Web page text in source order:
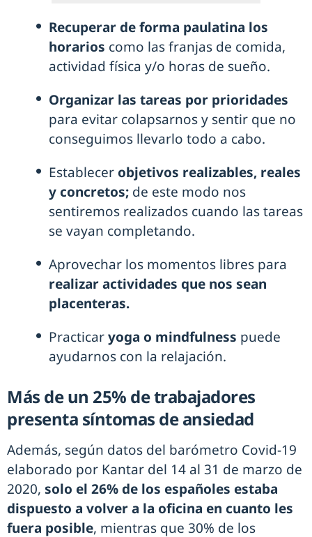
Recuperar de forma paulatina los
horarios como las franjas de comida,
actividad física y/o horas de sueño.
Organizar las tareas por prioridades
para evitar colapsarnos y sentir que no
conseguimos llevarlo todo a cabo.
Establecer objetivos realizables, reales
y concretos; de este modo nos
sentiremos realizados cuando las tareas
se vayan completando.
Aprovechar los momentos libres para
realizar actividades que nos sean
placenteras.
Practicaryoga o mindfulness puede
ayudarnos con la relajación.
Más de un 25% de trabajadores
presenta síntomas de ansiedad
Además, según datos del barómetro Covid-19
elaborado por Kantar del 14 al 31 de marzo de
2020, solo el 26% de los españoles estaba
dispuesto a volver a la oficina en cuanto les
fuera posible, mientras que 30% de los